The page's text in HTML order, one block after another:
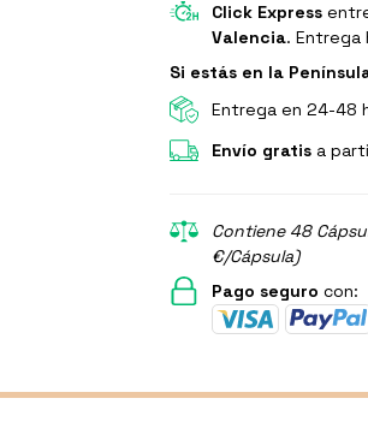
Click Express
Valencia. Entrega
Si estás en la
Entrega en 24-48
Envío gratisa
Contiene 48
€/Cápsula)
Pago seguro con: